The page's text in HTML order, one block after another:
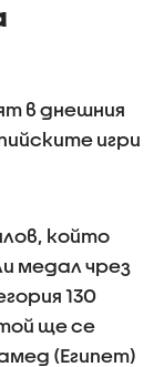
в днешния
игри
който
медал чрез
130
ще се
(Египет)